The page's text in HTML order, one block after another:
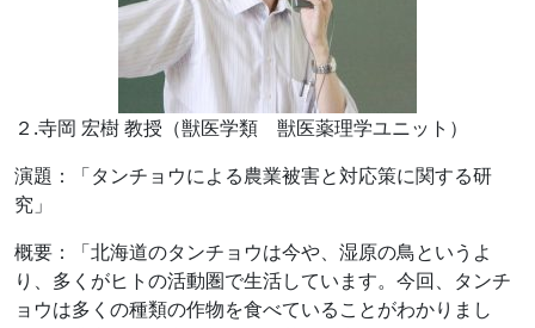
２.寺岡 宏樹 教授（獣医学類 獣医薬理学ユニット）
演題：「タンチョウによる農業被害と対応策に関する研
究」
概要：「北海道のタンチョウは今や、湿原の鳥というよ
り、多くがヒトの活動圏で生活しています。今回、タンチ
ョウは多くの種類の作物を食べていることがわかりまし